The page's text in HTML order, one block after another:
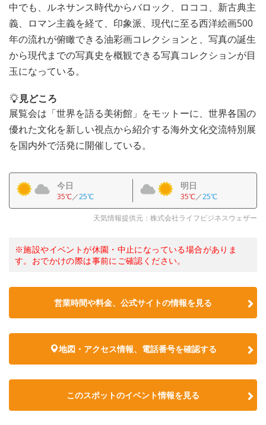
中でも、ルネサンス時代からバロック、ロココ、新古典主
義、ロマン主義を経て、印象派、現代に至る西洋絵画500
年の流れが俯瞰できる油彩画コレクションと、写真の誕生
から現代までの写真史を概観できる写真コレクションが目
玉になっている。
見どころ
展覧会は「世界を語る美術館」をモットーに、世界各国の
優れた文化を新しい視点から紹介する海外文化交流特別展
を国内外で活発に開催している。
今日
35℃／25℃
明日
35℃／25℃
天気情報提供元：株式会社ライフビジネスウェザー
※施設やイベントが休園・中止になっている場合がありま
す。おでかけの際は事前にご確認ください。
営業時間や料金、公式サイトの情報を見る
地図・アクセス情報、電話番号を確認する
このスポットのイベント情報を見る